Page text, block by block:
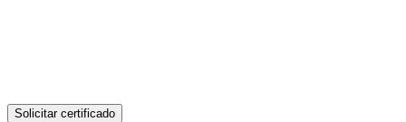
Solicitar certificado